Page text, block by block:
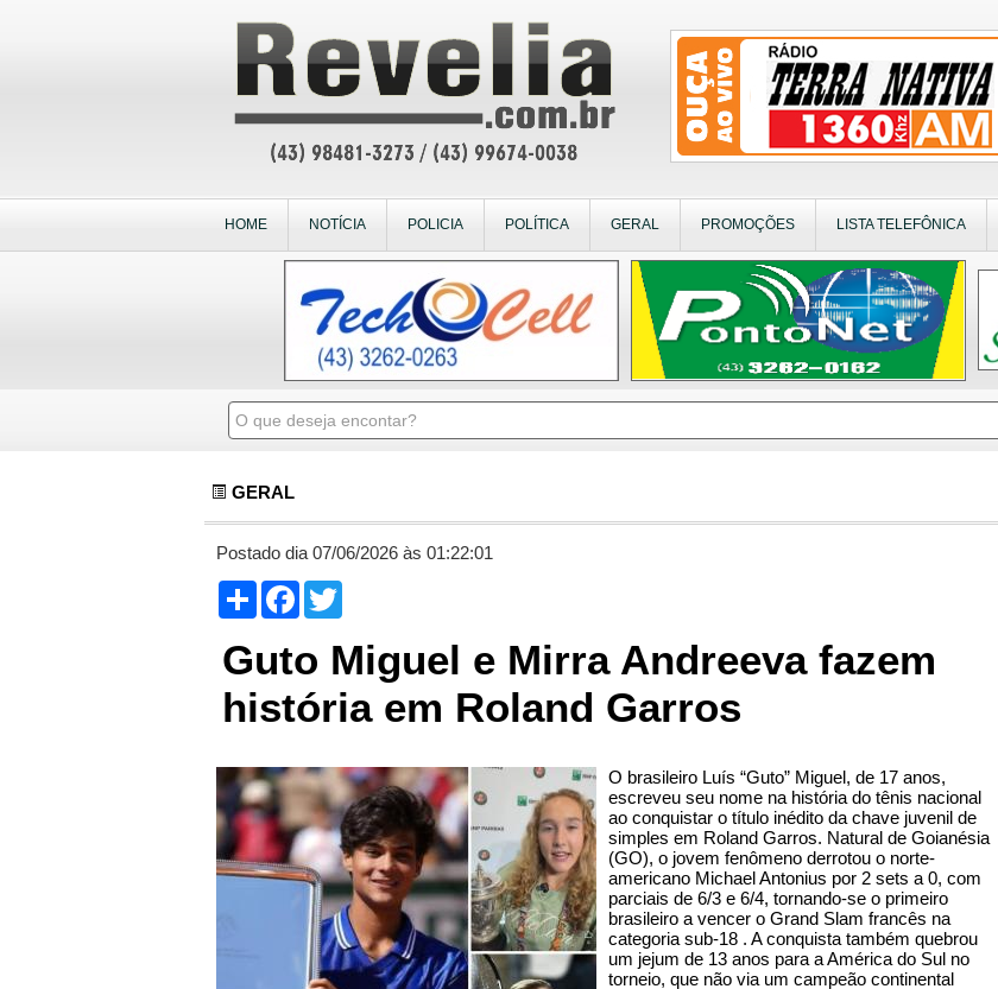
HOME NOTÍCIA POLICIA POLÍTICA GERAL PROMOÇÕES LISTA TELEFÔNICA
GERAL
Postado dia 07/06/2026 às 01:22:01
Compartilhar
Facebook
Guto Miguel e Mirra Andreeva fazem
história em Roland Garros
O brasileiro Luís “Guto” Miguel, de 17 anos,
escreveu seu nome na história do tênis nacional
ao conquistar o título inédito da chave juvenil de
simples em Roland Garros. Natural de Goianésia
(GO), o jovem fenômeno derrotou o norte-
americano Michael Antonius por 2 sets a 0, com
parciais de 6/3 e 6/4, tornando-se o primeiro
brasileiro a vencer o Grand Slam francês na
categoria sub-18 . A conquista também quebrou
um jejum de 13 anos para a América do Sul no
torneio, que não via um campeão continental